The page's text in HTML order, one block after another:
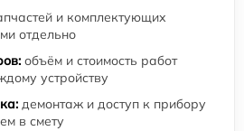
и комплектующих
отдельно
объём и стоимость работ
устройству
демонтаж и доступ к прибору
в смету